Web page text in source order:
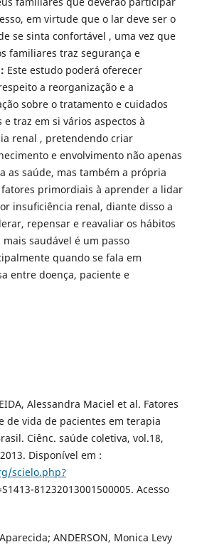
em virtude que o lar deve ser o
se sinta confortável , uma vez que
familiares traz segurança e
Este estudo poderá oferecer
a reorganização e a
sobre o tratamento e cuidados
traz em si vários aspectos à
renal , pretendendo criar
e envolvimento não apenas
as saúde, mas também a própria
primordiais à aprender a lidar
insuﬁciência renal, diante disso a
repensar e reavaliar os hábitos
saudável é um passo
quando se fala em
entre doença, paciente e
Alessandra Maciel et al. Fatores
de vida de pacientes em terapia
Ciênc. saúde coletiva, vol.18,
Disponível em :
scielo.php?
81232013001500005. Acesso
ANDERSON, Monica Levy